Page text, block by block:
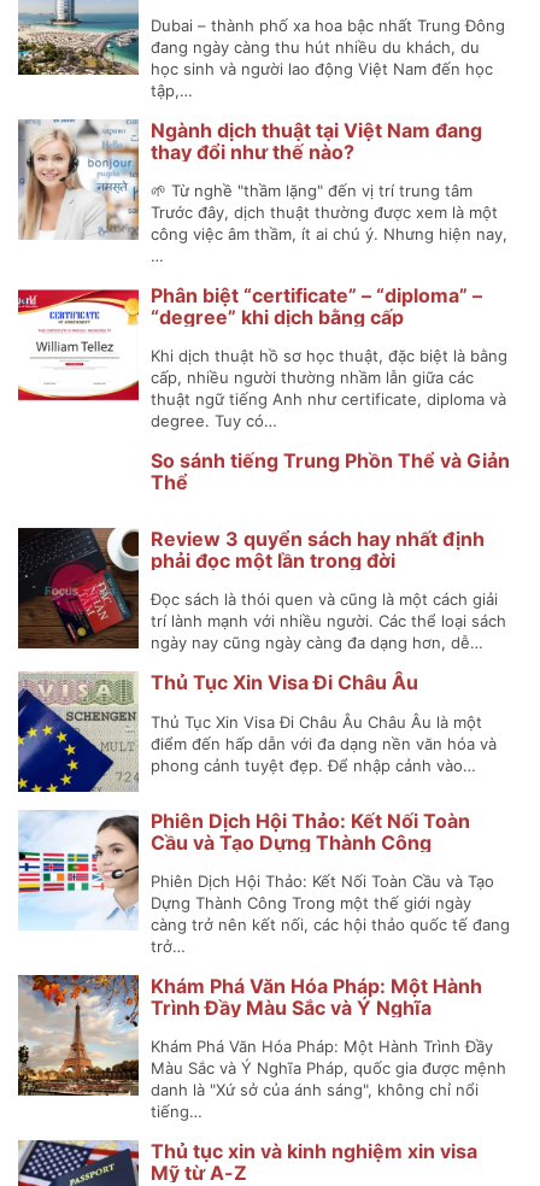
Dubai – thành phố xa hoa bậc nhất Trung Đông
đang ngày càng thu hút nhiều du khách, du
học sinh và người lao động Việt Nam đến học
tập,…
Ngành dịch thuật tại Việt Nam đang
thay đổi như thế nào?
🌱 Từ nghề "thầm lặng" đến vị trí trung tâm
Trước đây, dịch thuật thường được xem là một
công việc âm thầm, ít ai chú ý. Nhưng hiện nay,
…
Phân biệt “certificate” – “diploma” –
“degree” khi dịch bằng cấp
Khi dịch thuật hồ sơ học thuật, đặc biệt là bằng
cấp, nhiều người thường nhầm lẫn giữa các
thuật ngữ tiếng Anh như certificate, diploma và
degree. Tuy có…
So sánh tiếng Trung Phồn Thể và Giản
Thể
Review 3 quyển sách hay nhất định
phải đọc một lần trong đời
Đọc sách là thói quen và cũng là một cách giải
trí lành mạnh với nhiều người. Các thể loại sách
ngày nay cũng ngày càng đa dạng hơn, dễ…
Thủ Tục Xin Visa Đi Châu Âu
Thủ Tục Xin Visa Đi Châu Âu Châu Âu là một
điểm đến hấp dẫn với đa dạng nền văn hóa và
phong cảnh tuyệt đẹp. Để nhập cảnh vào…
Phiên Dịch Hội Thảo: Kết Nối Toàn
Cầu và Tạo Dựng Thành Công
Phiên Dịch Hội Thảo: Kết Nối Toàn Cầu và Tạo
Dựng Thành Công Trong một thế giới ngày
càng trở nên kết nối, các hội thảo quốc tế đang
trở…
Khám Phá Văn Hóa Pháp: Một Hành
Trình Đầy Màu Sắc và Ý Nghĩa
Khám Phá Văn Hóa Pháp: Một Hành Trình Đầy
Màu Sắc và Ý Nghĩa Pháp, quốc gia được mệnh
danh là "Xứ sở của ánh sáng", không chỉ nổi
tiếng…
Thủ tục xin và kinh nghiệm xin visa
Mỹ từ A-Z